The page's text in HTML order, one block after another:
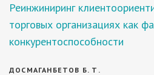
Реинжиниринг
торговых организациях как
конкурентоспособности
ДОСМАГАНБЕТОВ Б. Т.